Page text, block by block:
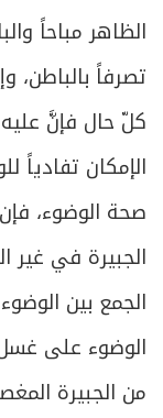
الظاهر مباحاً
تصرفاً
كلّ حال فإنَّ
الإمكان تفادياً
صحة الوضوء،
الجبيرة في غير
الجمع بين
الوضوء على غسل
من الجبيرة
420 ما يَجب
421 أحكام
ص423 القضاء
ص
430 الباب
ص
432 الفصل
ص
433 المبحث
443 المبحث